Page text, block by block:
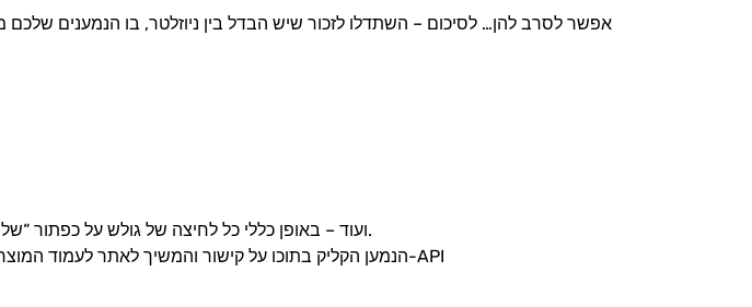
4. ועוד – באופן כללי כל לחיצה של גולש על כפתור “שלח” בטופס שבו מופיע שדה מייל, יכולה להפעיל אימייל או סדרת אימיילים אוטומטיים.
5. הנמען הקליק בתוכו על קישור והמשיך לאתר לעמוד המוצר, יום למחרת הוא מקבל לתיבת המייל שלו מבצע מיוחד על המוצר עליו הסתכל. – ב-API